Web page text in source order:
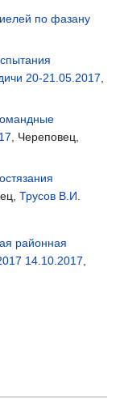
по фазану
20-21.05.2017
, Череповец,
Трусов В.И.
районная
14.10.2017